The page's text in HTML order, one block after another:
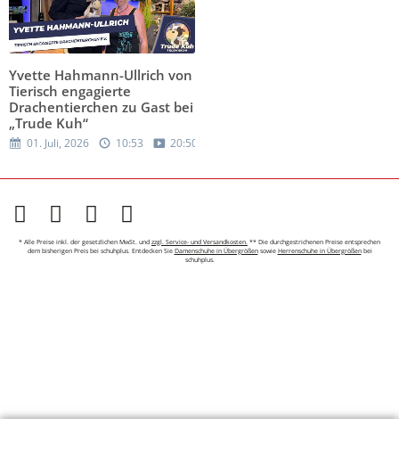
Yvette Hahmann-Ullrich von
Tierisch engagierte
Drachentierchen zu Gast bei
„Trude Kuh“
01. Juli, 2026 10:53 20:50
* Alle Preise inkl. der gesetzlichen MwSt. und zzgl. Service- und Versandkosten. ** Die durchgestrichenen Preise entsprechen
dem bisherigen Preis bei schuhplus. Entdecken Sie Damenschuhe in Übergrößensowie Herrenschuhe in Übergrößenbei
schuhplus.